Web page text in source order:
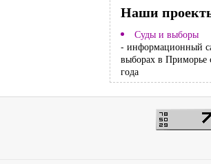
Наши
Суды и выборы
- информационный
выборах в Приморье
года